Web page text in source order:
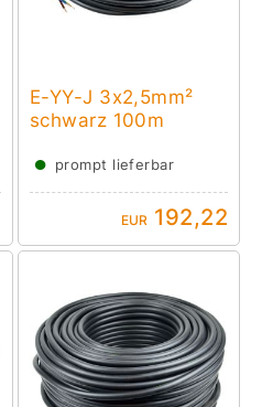
E-YY-J 3x2,5mm²
schwarz 100m
● prompt lieferbar
EUR 192,22